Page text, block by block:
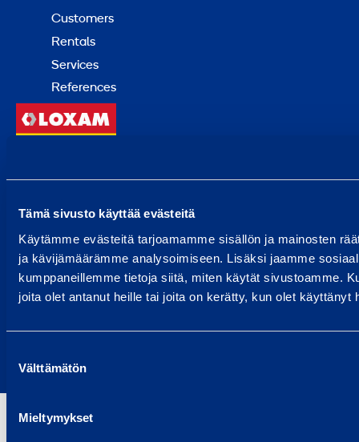
Tämä sivusto käyttää evästeitä
Käytämme evästeitä tarjoamamme sisällön ja mainosten
ja kävijämäärämme analysoimiseen. Lisäksi jaamme
kumppaneillemme tietoja siitä, miten käytät sivustoamme.
joita olet antanut heille tai joita on kerätty, kun olet käyttänyt
valinta
Välttämätön
Mieltymykset
Customers
Rentals
Services
References
© 2024 Ramirent
Terms of use
Report a security issue
Choose a country